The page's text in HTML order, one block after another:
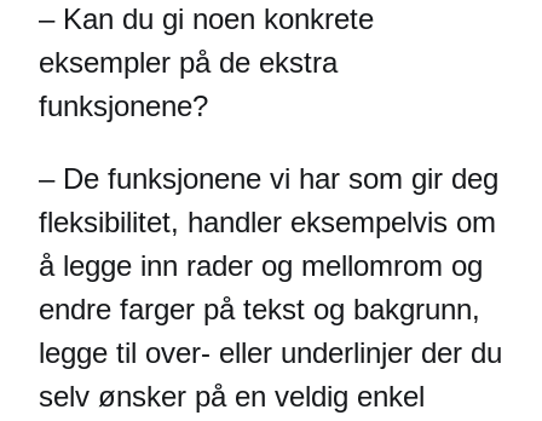
– Kan du gi noen konkrete
eksempler på de ekstra
funksjonene?
– De funksjonene vi har som gir deg
fleksibilitet, handler eksempelvis om
å legge inn rader og mellomrom og
endre farger på tekst og bakgrunn,
legge til over- eller underlinjer der du
selv ønsker på en veldig enkel